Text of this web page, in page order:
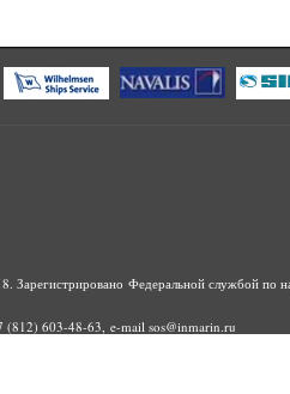
Федеральной службой по
(812) 603-48-63, e-mail sos@inmarin.ru